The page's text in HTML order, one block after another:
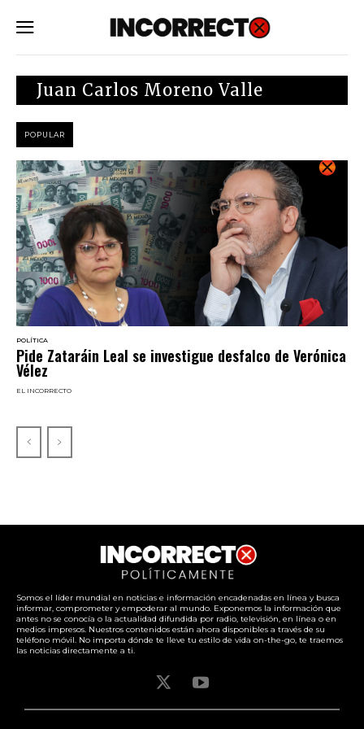
Juan Carlos Moreno Valle
POPULAR
POLÍTICA
Pide Zataráin Leal se investigue desfalco de Verónica
Vélez
EL INCORRECTO
Somos el líder mundial en noticias e información encadenadas en línea y busca
informar, comprometer y empoderar al mundo. Exponemos la información que
antes no se conocía o la actualidad difundida por radio, televisión, en línea o en
medios impresos. Nuestros contenidos están ahora disponibles a través de su
teléfono móvil. No importa dónde te lleve tu estilo de vida on-the-go, te traemos
las noticias directamente a ti.